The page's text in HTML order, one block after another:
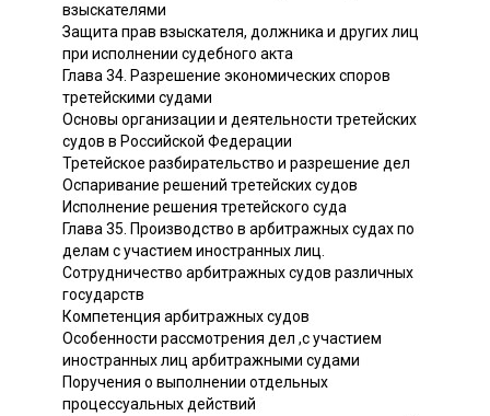
взыскателями
Защита прав взыскателя, должника и других лиц
при исполнении судебного акта
Глава 34. Разрешение экономических споров
третейскими судами
Основы организации и деятельности третейских
судов в Российской Федерации
Третейское разбирательство и разрешение дел
Оспаривание решений третейских судов
Исполнение решения третейского суда
Глава 35. Производство в арбитражных судах по
делам с участием иностранных лиц.
Сотрудничество арбитражных судов различных
государств
Компетенция арбитражных судов
Особенности рассмотрения дел ,с участием
иностранных лиц арбитражными судами
Поручения о выполнении отдельных
процессуальных действий